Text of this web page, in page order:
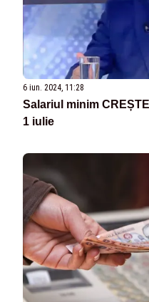
6 iun. 2024, 11:28
Salariul minim
1 iulie